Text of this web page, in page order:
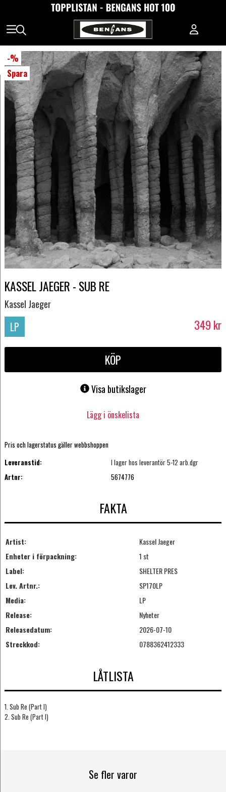
-%
Spara
KASSEL JAEGER - SUB RE
Kassel Jaeger
LP 349 kr
KÖP
Visa butikslager
Lägg i önskelista
Pris och lagerstatus gäller webbshoppen
Leveranstid:
I lager hos leverantör 5-12 arb.dgr
Artnr:
5674776
FAKTA
Artist:
Kassel Jaeger
Enheter i förpackning:
1 st
Label:
SHELTER PRES
Lev. Artnr.:
SP170LP
Media:
LP
Release:
Nyheter
Releasedatum:
2026-07-10
Streckkod:
0788362412333
LÅTLISTA
1. Sub Re (Part I)
2. Sub Re (Part I)
Se fler varor